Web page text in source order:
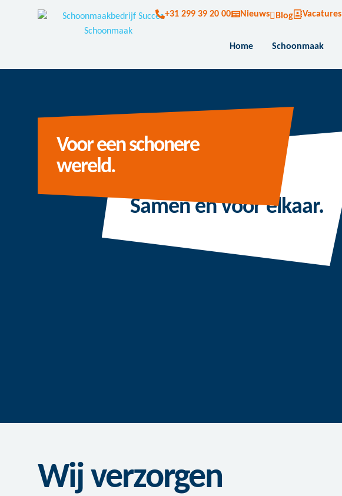
+31 299 39 20 00 Nieuws Blog Vacatures
Home Schoonmaak
Voor een schonere
wereld.
Samen en voor elkaar.
Wij verzorgen